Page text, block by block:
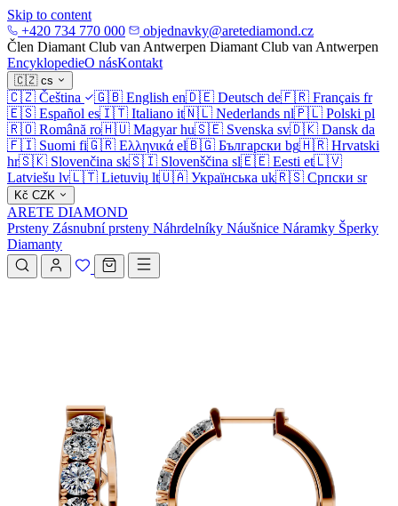
Skip to content
+420 734 770 000
objednavky@aretediamond.cz
Člen Diamant Club van Antwerpen Diamant Club van Antwerpen
EncyklopedieO násKontakt
🇨🇿 cs
🇨🇿 Čeština 🇬🇧 English en🇩🇪 Deutsch de🇫🇷 Français fr
🇪🇸 Español es🇮🇹 Italiano it🇳🇱 Nederlands nl🇵🇱 Polski pl
🇷🇴 Română ro🇭🇺 Magyar hu🇸🇪 Svenska sv🇩🇰 Dansk da
🇫🇮 Suomi fi🇬🇷 Ελληνικά el🇧🇬 Български bg🇭🇷 Hrvatski
hr🇸🇰 Slovenčina sk🇸🇮 Slovenščina sl🇪🇪 Eesti et🇱🇻
Latviešu lv🇱🇹 Lietuvių lt🇺🇦 Українська uk🇷🇸 Српски sr
Kč CZK
ARETE DIAMOND
Prsteny Zásnubní prsteny Náhrdelníky Náušnice Náramky Šperky
Diamanty